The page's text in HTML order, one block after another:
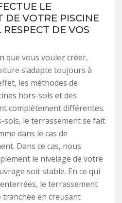
LE
DE VOTRE PISCINE
DE VOS
que vous voulez créer,
s’adapte toujours à
les méthodes de
hors-sols et des
complètement différentes.
sols, le terrassement se fait
dans le cas de
Dans ce cas, nous
le nivelage de votre
soit stable. En ce qui
le terrassement
en creusant